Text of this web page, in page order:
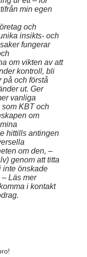
min egen
och
insikts- och
fungerar
om vikten av att
kontroll, bli
på och förstå
ut. Ger
vanliga
KBT och
om
hittills antingen
om den, –
genom att titta
inte önskade
Läs mer
i kontakt